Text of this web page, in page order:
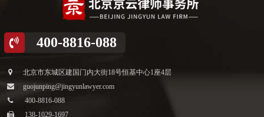
400-8816-088
北京市东城区建国门内大街18号恒基中心1座4层
guojunping@jingyunlawyer.com
400-8816-088
138-1029-1697